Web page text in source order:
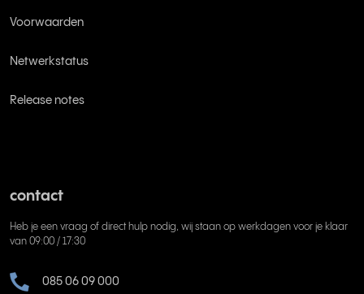
Voorwaarden
Netwerkstatus
Release notes
contact
Heb je een vraag of direct hulp nodig, wij staan op werkdagen voor je klaar
van 09:00 / 17:30
085 06 09 000